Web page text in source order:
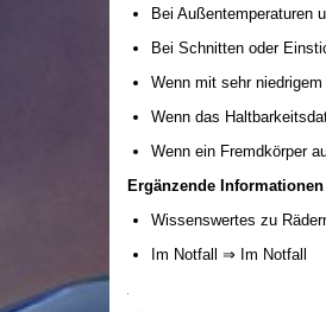
Bei Außentemperaturen
Bei Schnitten oder
Wenn mit sehr
Wenn das
Wenn ein Fremdkörper
Ergänzende
Wissenswertes zu
Im Notfall ⇒ Im Notfall